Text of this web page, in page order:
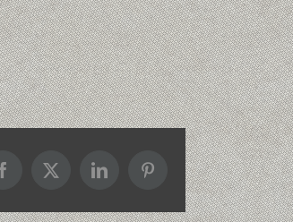
Facebook
X LinkedInPinterest